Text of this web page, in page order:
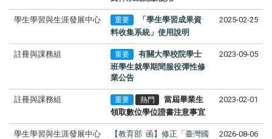
學生學習與生涯發展中心 重要
「學生學習成果資
料收集系統」使用說明
2025-02-25
註冊與課務組 重要
有關大學校院學士
班學生就學期間服役彈性修
業公告
2023-09-05
註冊與課務組 重要 熱門
當屆畢業生
領取數位學位證書注意事宜
2023-02-01
學生學習與生涯發展中心
【教育部 函】修正「臺灣國
2026-08-06